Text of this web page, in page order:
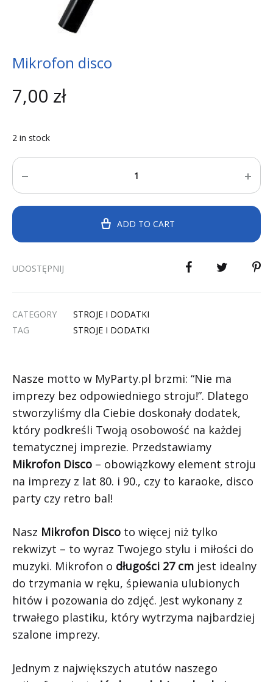
Mikrofon disco
7,00 zł
2 in stock
Quantity
ADD TO CART
UDOSTĘPNIJ
CATEGORY
STROJE I DODATKI
TAG
STROJE I DODATKI
Nasze motto w MyParty.pl brzmi: “Nie ma
imprezy bez odpowiedniego stroju!”. Dlatego
stworzyliśmy dla Ciebie doskonały dodatek,
który podkreśli Twoją osobowość na każdej
tematycznej imprezie. Przedstawiamy
Mikrofon Disco – obowiązkowy element stroju
na imprezy z lat 80. i 90., czy to karaoke, disco
party czy retro bal!
Nasz Mikrofon Disco to więcej niż tylko
rekwizyt – to wyraz Twojego stylu i miłości do
muzyki. Mikrofon o długości 27 cm jest idealny
do trzymania w ręku, śpiewania ulubionych
hitów i pozowania do zdjęć. Jest wykonany z
trwałego plastiku, który wytrzyma najbardziej
szalone imprezy.
Jednym z największych atutów naszego